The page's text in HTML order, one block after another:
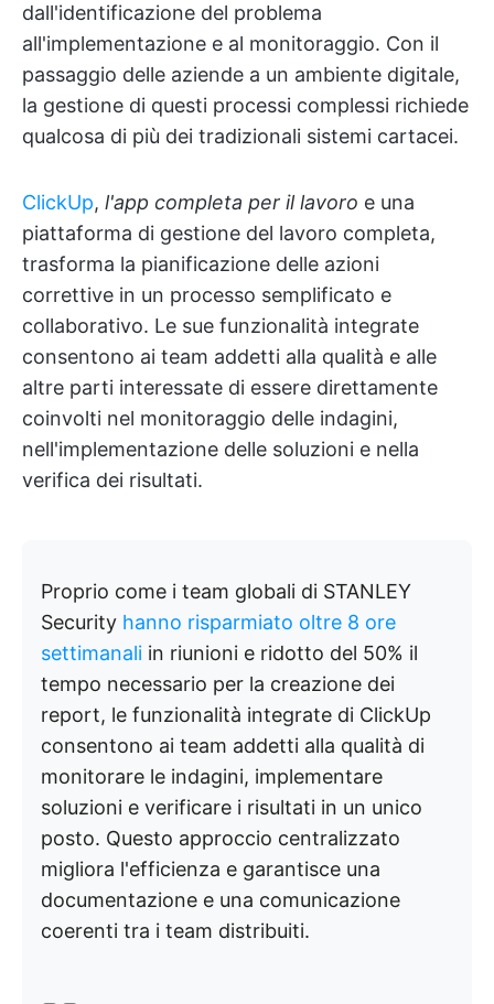
dall'identificazione del problema
all'implementazione e al monitoraggio. Con il
passaggio delle aziende a un ambiente digitale,
la gestione di questi processi complessi richiede
qualcosa di più dei tradizionali sistemi cartacei.
ClickUp, l'app completa per il lavoro e una
piattaforma di gestione del lavoro completa,
trasforma la pianificazione delle azioni
correttive in un processo semplificato e
collaborativo. Le sue funzionalità integrate
consentono ai team addetti alla qualità e alle
altre parti interessate di essere direttamente
coinvolti nel monitoraggio delle indagini,
nell'implementazione delle soluzioni e nella
verifica dei risultati.
Proprio come i team globali di STANLEY
Security hanno risparmiato oltre 8 ore
settimanali in riunioni e ridotto del 50% il
tempo necessario per la creazione dei
report, le funzionalità integrate di ClickUp
consentono ai team addetti alla qualità di
monitorare le indagini, implementare
soluzioni e verificare i risultati in un unico
posto. Questo approccio centralizzato
migliora l'efficienza e garantisce una
documentazione e una comunicazione
coerenti tra i team distribuiti.